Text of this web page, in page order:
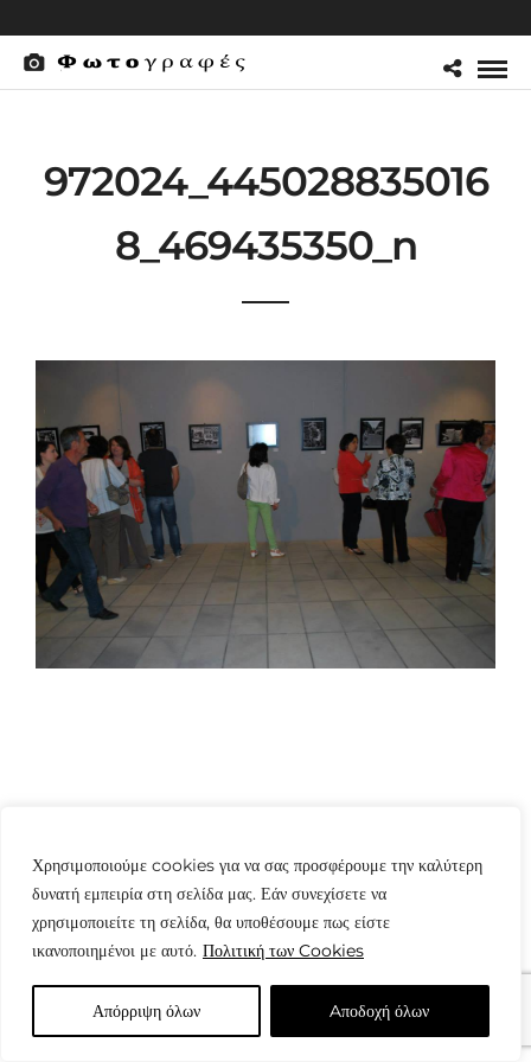
Χρησιμοποιούμε cookies για να σας προσφέρουμε την καλύτερη
δυνατή εμπειρία στη σελίδα μας. Εάν συνεχίσετε να
χρησιμοποιείτε τη σελίδα, θα υποθέσουμε πως είστε
ικανοποιημένοι με αυτό. Πολιτική των Cookies
Απόρριψη όλων Aποδοχή όλων
972024_445028835016
8_469435350_n
© Copyright: www.fotografes.gr - Δαμιανός Μωραΐτης